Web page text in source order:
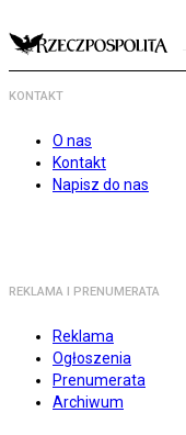
KONTAKT
O nas
Kontakt
Napisz do nas
REKLAMA I PRENUMERATA
Reklama
Ogłoszenia
Prenumerata
Archiwum